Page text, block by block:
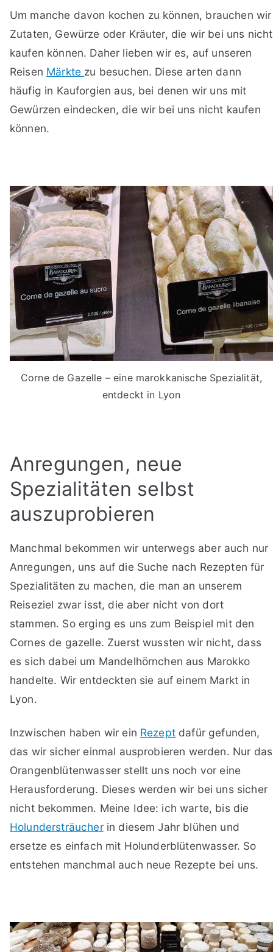
Um manche davon kochen zu können, brauchen wir
Zutaten, Gewürze oder Kräuter, die wir bei uns nicht
kaufen können. Daher lieben wir es, auf unseren
Reisen Märkte zu besuchen. Diese arten dann
häufig in Kauforgien aus, bei denen wir uns mit
Gewürzen eindecken, die wir bei uns nicht kaufen
können.
Corne de Gazelle – eine marokkanische Spezialität,
entdeckt in Lyon
Anregungen, neue
Spezialitäten selbst
auszuprobieren
Manchmal bekommen wir unterwegs aber auch nur
Anregungen, uns auf die Suche nach Rezepten für
Spezialitäten zu machen, die man an unserem
Reiseziel zwar isst, die aber nicht von dort
stammen. So erging es uns zum Beispiel mit den
Cornes de gazelle. Zuerst wussten wir nicht, dass
es sich dabei um Mandelhörnchen aus Marokko
handelte. Wir entdeckten sie auf einem Markt in
Lyon.
Inzwischen haben wir ein Rezeptdafür gefunden,
das wir sicher einmal ausprobieren werden. Nur das
Orangenblütenwasser stellt uns noch vor eine
Herausforderung. Dieses werden wir bei uns sicher
nicht bekommen. Meine Idee: ich warte, bis die
Holundersträucherin diesem Jahr blühen und
ersetze es einfach mit Holunderblütenwasser. So
entstehen manchmal auch neue Rezepte bei uns.